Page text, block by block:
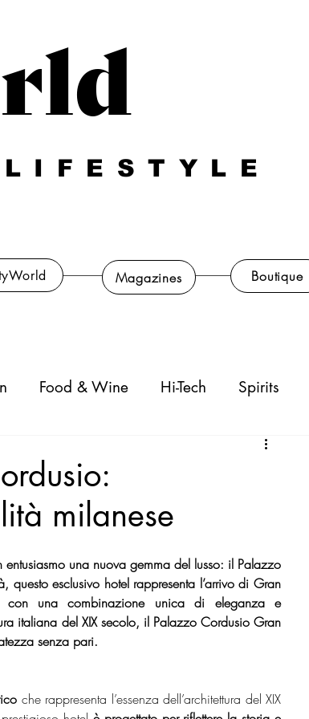
Magazines Boutique
Food & Wine Hi-Tech Spirits
Personaggi
Uomo Nautica
Guide VeneziaWorld Shopping
Guide
milanese
una nuova gemma del lusso: il Palazzo
esclusivo hotel rappresenta l’arrivo di Gran
con una combinazione unica di eleganza e
italiana del XIX secolo, il Palazzo Cordusio Gran
senza pari.
che rappresenta l’essenza dell’architettura del XIX